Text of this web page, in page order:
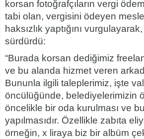
korsan fotoğrafçıların vergi
tabi olan, vergisini ödeyen
haksızlık yaptığını
sürdürdü:
“Burada korsan dediğimiz
ve bu alanda hizmet veren
Bununla ilgili taleplerimiz, işte
öncülüğünde, belediyelerimizin
öncelikle bir oda kurulması ve
yapılmasıdır. Özellikle zabıta
örneğin, x liraya biz bir albüm